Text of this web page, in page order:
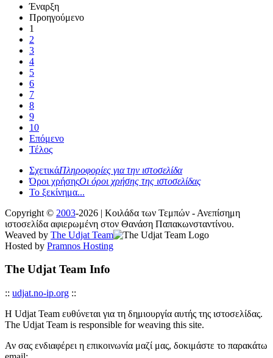
Έναρξη
Προηγούμενο
1
2
3
4
5
6
7
8
9
10
Επόμενο
Τέλος
ΣχετικάΠληροφορίες για την ιστοσελίδα
Όροι χρήσηςΟι όροι χρήσης της ιστοσελίδας
Το ξεκίνημα...
Copyright © 2003-2026 | Κοιλάδα των Τεμπών - Ανεπίσημη
ιστοσελίδα αφιερωμένη στον Θανάση Παπακωνσταντίνου.
Weaved by The Udjat Team
Hosted by Pramnos Hosting
The Udjat Team Info
:: udjat.no-ip.org ::
Η Udjat Team ευθύνεται για τη δημιουργία αυτής της ιστοσελίδας.
The Udjat Team is responsible for weaving this site.
Αν σας ενδιαφέρει η επικοινωνία μαζί μας, δοκιμάστε το παρακάτω